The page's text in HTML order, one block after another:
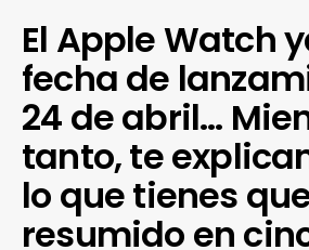
El Apple Watch
fecha de
24 de abril…
tanto, te
lo que tienes
resumido en